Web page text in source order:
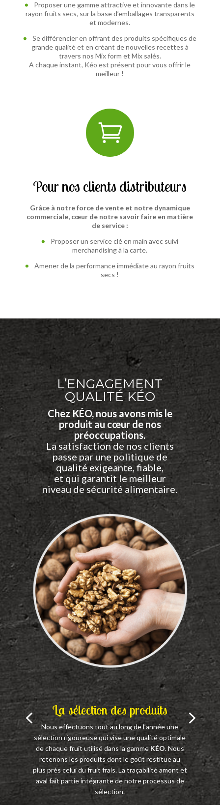
Proposer une gamme attractive et innovante dans le
rayon fruits secs, sur la base d’emballages transparents
et modernes.
Se différencier en offrant des produits spécifiques de
grande qualité et en créant de nouvelles recettes à
travers nos Mix form et Mix salés.
A chaque instant, Kéo est présent pour vous offrir le
meilleur !

Pour nos clients distributeurs
Grâce à notre force de vente et notre dynamique
commerciale, cœur de notre savoir faire en matière
de service :
Proposer un service clé en main avec suivi
merchandising à la carte.
Amener de la performance immédiate au rayon fruits
secs !
L’ENGAGEMENT
QUALITÉ KÉO
Chez KÉO, nous avons mis le
produit au cœur de nos
préoccupations.
La satisfaction de nos clients
passe par une politique de
qualité exigeante, fiable,
et qui garantit le meilleur
niveau de sécurité alimentaire.
La sélection des produits
Nous effectuons tout au long de l’année une
sélection rigoureuse qui vise une qualité optimale
de chaque fruit utilisé dans la gamme KÉO. Nous
retenons les produits dont le goût restitue au
plus près celui du fruit frais. La traçabilité amont et
aval fait partie intégrante de notre processus de
sélection.